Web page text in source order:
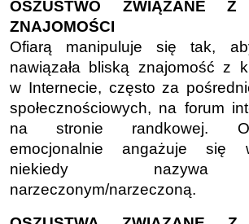
OSZUSTWO ZWIĄZANE Z
ZNAJOMOŚCI
Ofiarą manipuluje się tak,
nawiązała bliską znajomość z
w Internecie, często za
społecznościowych, na forum
na stronie randkowej.
emocjonalnie angażuje
niekiedy nazywa
narzeczonym/narzeczoną.